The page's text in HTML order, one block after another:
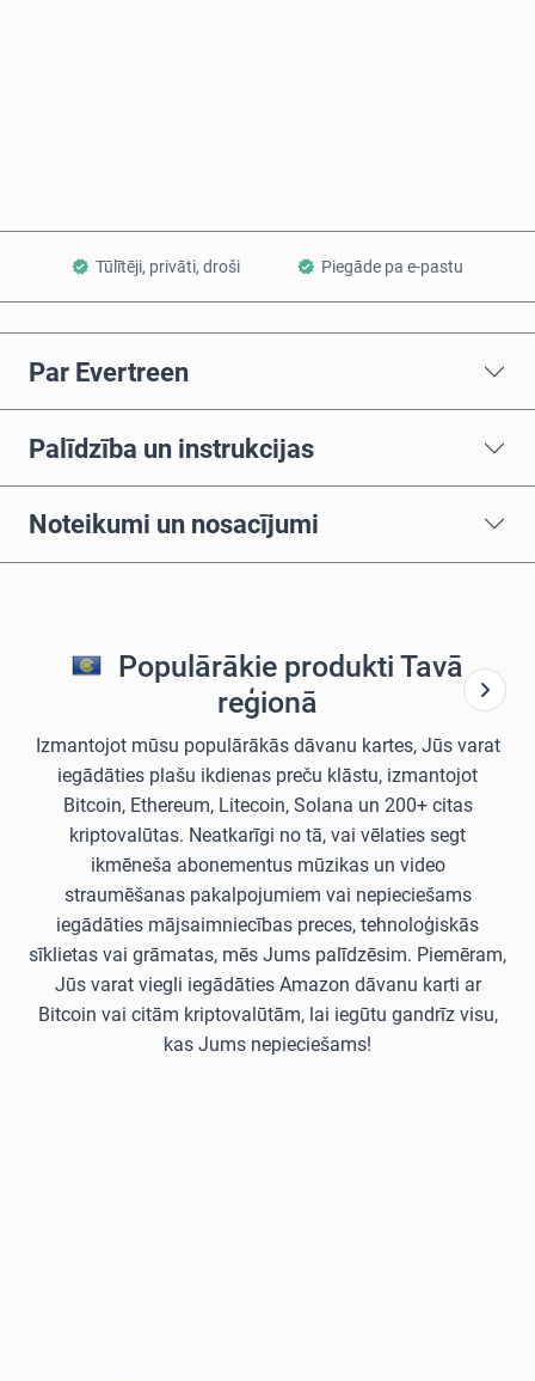
Tūlītēji, privāti, droši Piegāde pa e-pastu
Par Evertreen
Palīdzība un instrukcijas
Noteikumi un nosacījumi
Populārākie produkti Tavā
reģionā
Izmantojot mūsu populārākās dāvanu kartes, Jūs varat
iegādāties plašu ikdienas preču klāstu, izmantojot
Bitcoin, Ethereum, Litecoin, Solana un 200+ citas
kriptovalūtas. Neatkarīgi no tā, vai vēlaties segt
ikmēneša abonementus mūzikas un video
straumēšanas pakalpojumiem vai nepieciešams
iegādāties mājsaimniecības preces, tehnoloģiskās
sīklietas vai grāmatas, mēs Jums palīdzēsim. Piemēram,
Jūs varat viegli iegādāties Amazon dāvanu karti ar
Bitcoin vai citām kriptovalūtām, lai iegūtu gandrīz visu,
kas Jums nepieciešams!